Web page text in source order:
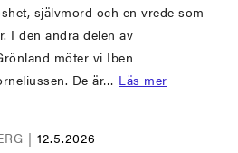
självmord och en vrede som
I den andra delen av
möter vi Iben
De är… Läs mer
|12.5.2026